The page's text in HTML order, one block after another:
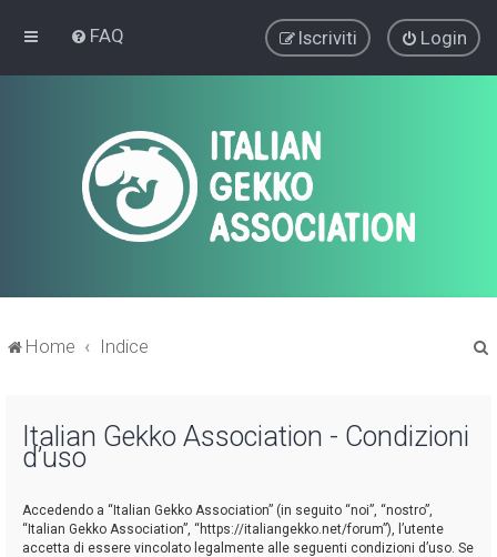
FAQ Login
Iscriviti
Home Indice
Italian Gekko Association - Condizioni
d’uso
Accedendo a “Italian Gekko Association” (in seguito “noi”, “nostro”,
“Italian Gekko Association”, “https://italiangekko.net/forum”), l’utente
accetta di essere vincolato legalmente alle seguenti condizioni d’uso. Se